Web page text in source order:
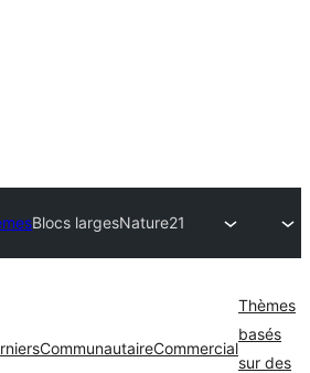
Blocs largesNature21
CommunautaireCommercial
Thèmes
basés
sur des